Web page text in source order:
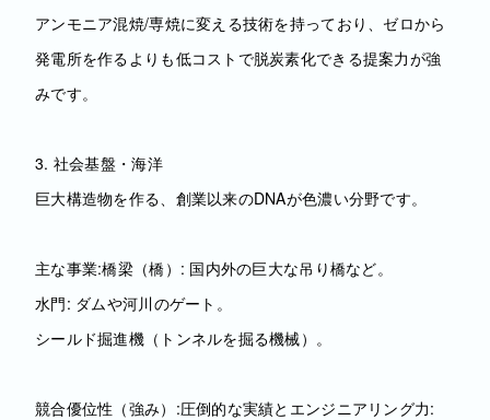
アンモニア混焼/専焼に変える技術を持っており、ゼロから
発電所を作るよりも低コストで脱炭素化できる提案力が強
みです。
3. 社会基盤・海洋
巨大構造物を作る、創業以来のDNAが色濃い分野です。
主な事業:橋梁（橋）: 国内外の巨大な吊り橋など。
水門: ダムや河川のゲート。
シールド掘進機（トンネルを掘る機械）。
競合優位性（強み）:圧倒的な実績とエンジニアリング力: